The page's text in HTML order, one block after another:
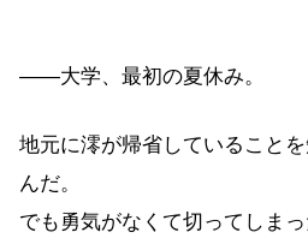
――大学、最初の夏休み。
地元に澪が帰省していること
んだ。
でも勇気がなくて切ってしまっ